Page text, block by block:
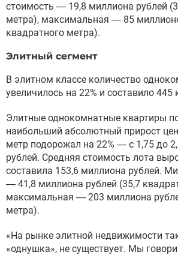
стоимость — 19,8 миллиона рублей
метра), максимальная — 85
квадратного метра).
Элитный сегмент
В элитном классе количество
увеличилось на 22% и составило 445
Элитные однокомнатные квартиры
наибольший абсолютный прирост
метр подорожал на 22% — с 1,75 до
рублей. Средняя стоимость лота
составила 153,6 миллиона рублей.
— 41,8 миллиона рублей (35,7
максимальная — 203 миллиона
метра).
«На рынке элитной недвижимости
«однушка», не существует. Мы